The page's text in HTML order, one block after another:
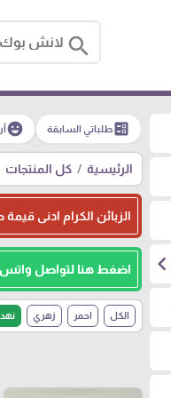
search
chevron_left
ballotطلباتي السابقة emoji_emotions
الرئيسية كل المنتجات
الزبائن الكرام ادنى قيمة طلبيه للجمله هو
اضغط هنا لتواصل
الكل احمر زهري